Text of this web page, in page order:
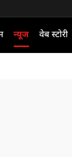
न्यूज वेब स्टोरी